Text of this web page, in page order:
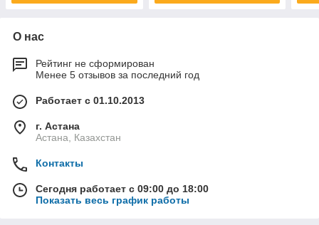
О нас
Рейтинг не сформирован
Менее 5 отзывов за последний год
Работает с 01.10.2013
г. Астана
Астана, Казахстан
Контакты
Сегодня работает с 09:00 до 18:00
Показать весь график работы